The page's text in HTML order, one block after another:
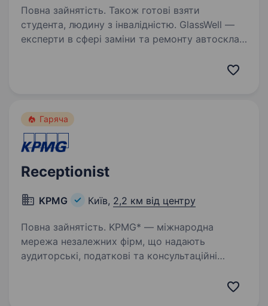
Повна зайнятість. Також готові взяти
студента, людину з інвалідністю. GlassWell —
експерти в сфері заміни та ремонту автоскла,
мережа вже має 3 власні СТО, та понад 100
Гаряча
Receptionist
KPMG Київ, 2,2 км від центру
Повна зайнятість. KPMG* — міжнародна
мережа незалежних фірм, що надають
аудиторські, податкові та консультаційні